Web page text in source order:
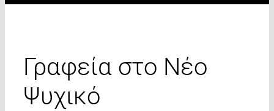
Γραφεία στο Νέο
Ψυχικό